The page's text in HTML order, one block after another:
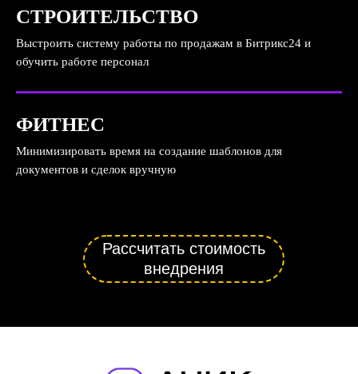
СТРОИТЕЛЬСТВО
Выстроить систему работы по продажам в Битрикс24 и
обучить работе персонал
ФИТНЕС
Минимизировать время на создание шаблонов для
документов и сделок вручную
Рассчитать стоимость
внедрения